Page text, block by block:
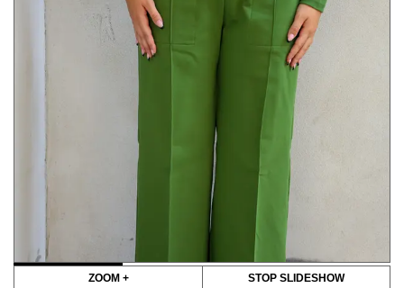
ZOOM + STOP SLIDESHOW